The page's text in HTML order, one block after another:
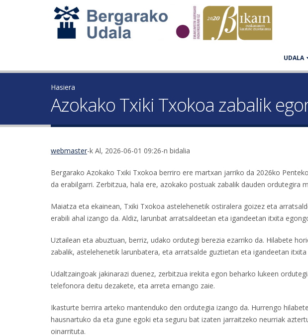
UDALA
Hasiera
Azokako Txiki Txokoa zabalik
webmaster-k Al, 2026-06-01 09:26-n bidalia
Bergarako Azokako Txiki Txokoa berriro ere martxan jarriko da 2026ko
da erabilgarri. Zerbitzua, hala ere, azokako postuak zabalik dauden ordutegira
Maiatza eta ekainean, Txiki Txokoa astelehenetik ostiralera goizez eta
erabili ahal izango da. Aldiz, larunbat arratsaldeetan eta igandeetan itxita
Uztailean eta abuztuan, berriz, udako ordutegi berezia ezarriko da. Hilabete
zabalik, astelehenetik larunbatera, eta arratsalde guztietan eta igandeetan
Udaltzaingoak jakinarazi duenez, zerbitzua irekita egon beharko lukeen
telefonora deitu dezakete, eta arreta emango zaie.
Ikasturte berrira arteko mantenduko den ordutegia izango da. Hurrengo
hausnartuko da eta gune egoki eta seguru bat izaten jarraitzeko neurriak
oinarrituta.